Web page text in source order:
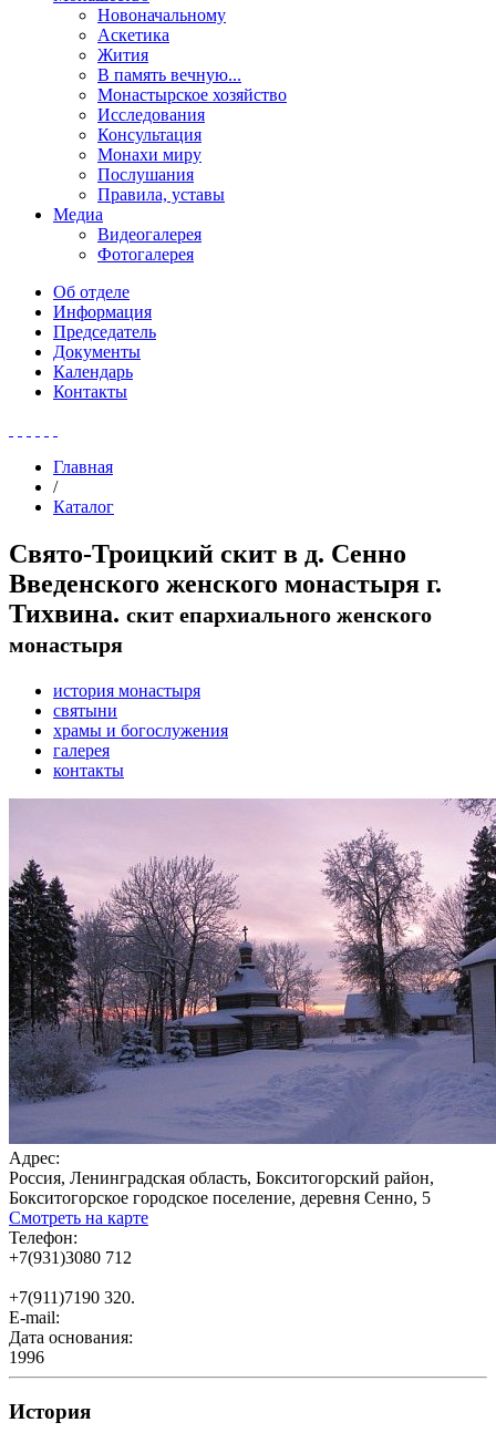
Новоначальному
Аскетика
Жития
В память вечную...
Монастырское хозяйство
Исследования
Консультация
Монахи миру
Послушания
Правила, уставы
Медиа
Видеогалерея
Фотогалерея
Об отделе
Информация
Председатель
Документы
Календарь
Контакты
Главная
/
Каталог
Свято-Троицкий скит в д. Сенно
Введенского женского монастыря г.
Тихвина. скит епархиального женского
монастыря
история монастыря
святыни
храмы и богослужения
галерея
контакты
Адрес:
Россия, Ленинградская область, Бокситогорский район,
Бокситогорское городское поселение, деревня Сенно, 5
Смотреть на карте
Телефон:
+7(931)3080 712
+7(911)7190 320.
E-mail:
Дата основания:
1996
История